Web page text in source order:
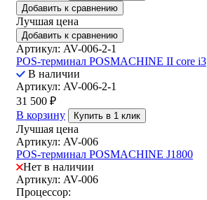
Добавить к сравнению
Лучшая цена
Добавить к сравнению
Артикул: AV-006-2-1
POS-терминал POSMACHINE II core i3
В наличии
Артикул: AV-006-2-1
31 500 ₽
В корзину
Купить в 1 клик
Лучшая цена
Артикул: AV-006
POS-терминал POSMACHINE J1800
Нет в наличии
Артикул: AV-006
Процессор: